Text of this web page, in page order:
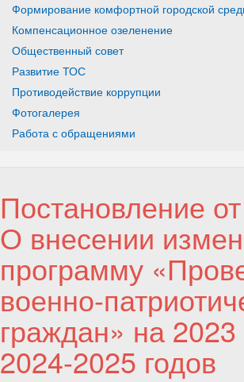
Формирование комфортной городской
Компенсационное озеленение
Общественный совет
Развитие ТОС
Противодействие коррупции
Фотогалерея
Работа с обращениями
Постановление
О внесении
программу
военно-
граждан» на
2024-2025 годов